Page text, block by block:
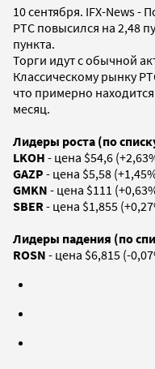
10 сентября. IFX-News -
РТС повысился на 2,48
пункта.
Торги идут с обычной
Классическому рынку
что примерно
месяц.
Лидеры роста (по
LKOH - цена $54,6
GAZP - цена $5,58
GMKN - цена $111
SBER - цена $1,855
Лидеры падения (по
ROSN - цена $6,815 (-